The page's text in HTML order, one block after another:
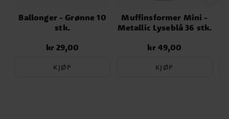
Ballonger - Grønne 10
stk.
Pris:kr 29,00
kr 29,00
KJØP
Muffinsformer Mini -
Metallic Lyseblå 36 stk.
Pris:kr 49,00
kr 49,00
KJØP